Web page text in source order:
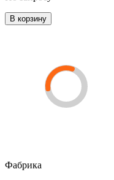
В корзину
Фабрика